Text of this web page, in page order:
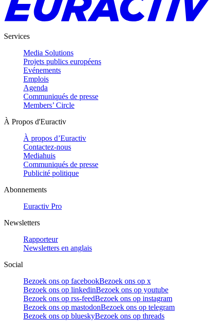
Services
Media Solutions
Projets publics européens
Evénements
Emplois
Agenda
Communiqués de presse
Members’ Circle
À Propos d'Euractiv
À propos d’Euractiv
Contactez-nous
Mediahuis
Communiqués de presse
Publicité politique
Abonnements
Euractiv Pro
Newsletters
Rapporteur
Newsletters en anglais
Social
Bezoek ons op facebookBezoek ons op x
Bezoek ons op linkedinBezoek ons op youtube
Bezoek ons op rss-feedBezoek ons op instagram
Bezoek ons op mastodonBezoek ons op telegram
Bezoek ons op blueskyBezoek ons op threads